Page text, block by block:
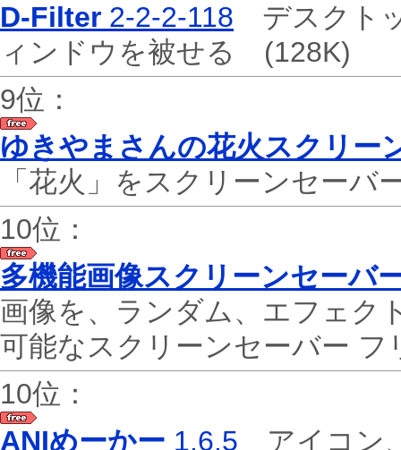
D-Filter 2-2-2-118 デスクト
ィンドウを被せる (128K)
9位：
ゆきやまさんの花火スクリー
「花火」をスクリーンセー
10位：
多機能画像スクリーンセーバ
画像を、ランダム、エフェク
可能なスクリーンセーバー
10位：
ANIめーかー 1.6.5 アイコン